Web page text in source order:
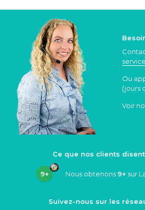
Ou
(jours
Voir
Ce que nos clients
9+ Nous obtenons 9+ sur
Suivez-nous sur les